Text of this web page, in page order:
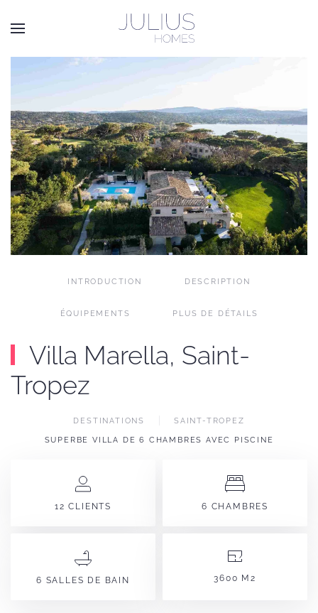
Passer au contenu principal
INTRODUCTION DESCRIPTION
ÉQUIPEMENTS PLUS DE DÉTAILS
Villa Marella, Saint-
Tropez
DESTINATIONS SAINT-TROPEZ
SUPERBE VILLA DE 6 CHAMBRES AVEC PISCINE
12 CLIENTS 6 CHAMBRES
6 SALLES DE BAIN 3600 M2